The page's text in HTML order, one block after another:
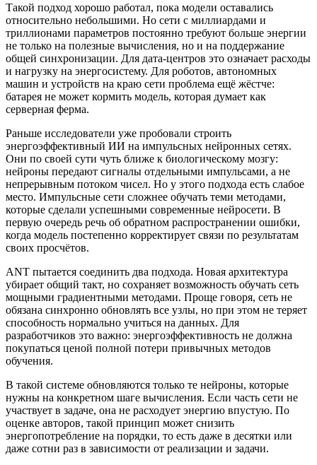
Такой подход хорошо работал, пока модели оставались
относительно небольшими. Но сети с миллиардами и
триллионами параметров постоянно требуют больше энергии
не только на полезные вычисления, но и на поддержание
общей синхронизации. Для дата-центров это означает расходы
и нагрузку на энергосистему. Для роботов, автономных
машин и устройств на краю сети проблема ещё жёстче:
батарея не может кормить модель, которая думает как
серверная ферма.
Раньше исследователи уже пробовали строить
энергоэффективный ИИ на импульсных нейронных сетях.
Они по своей сути чуть ближе к биологическому мозгу:
нейроны передают сигналы отдельными импульсами, а не
непрерывным потоком чисел. Но у этого подхода есть слабое
место. Импульсные сети сложнее обучать теми методами,
которые сделали успешными современные нейросети. В
первую очередь речь об обратном распространении ошибки,
когда модель постепенно корректирует связи по результатам
своих просчётов.
ANT пытается соединить два подхода. Новая архитектура
убирает общий такт, но сохраняет возможность обучать сеть
мощными градиентными методами. Проще говоря, сеть не
обязана синхронно обновлять все узлы, но при этом не теряет
способность нормально учиться на данных. Для
разработчиков это важно: энергоэффективность не должна
покупаться ценой полной потери привычных методов
обучения.
В такой системе обновляются только те нейроны, которые
нужны на конкретном шаге вычисления. Если часть сети не
участвует в задаче, она не расходует энергию впустую. По
оценке авторов, такой принцип может снизить
энергопотребление на порядки, то есть даже в десятки или
даже сотни раз в зависимости от реализации и задачи.